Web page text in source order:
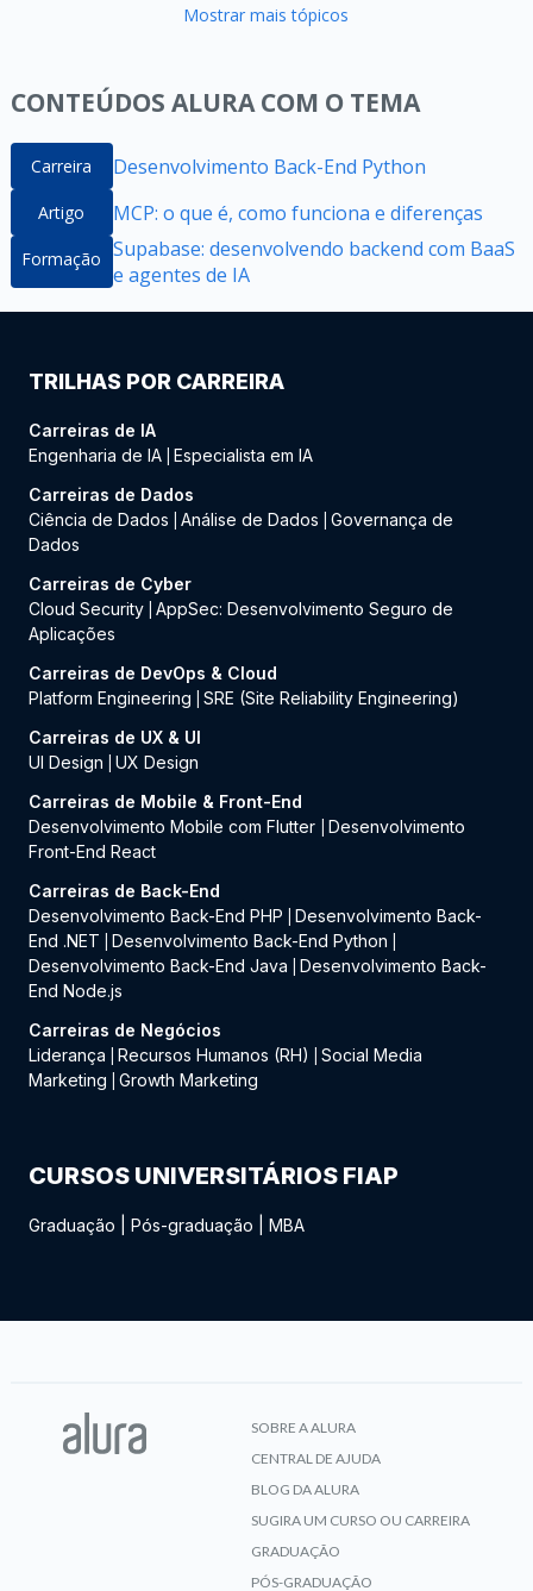
Mostrar mais tópicos
CONTEÚDOS ALURA COM O TEMA
Carreira Desenvolvimento Back-End Python
Artigo MCP: o que é, como funciona e diferenças
Formação Supabase: desenvolvendo backend com BaaS
e agentes de IA
TRILHAS POR CARREIRA
Carreiras de IA
Engenharia de IA Especialista em IA
Carreiras de Dados
Ciência de Dados
Análise de Dados
Governança de
Dados
Carreiras de Cyber
Cloud Security AppSec: Desenvolvimento Seguro de
Aplicações
Carreiras de DevOps & Cloud
Platform Engineering
SRE (Site Reliability Engineering)
Carreiras de UX & UI
UI Design
UX Design
Carreiras de Mobile & Front-End
Desenvolvimento Mobile com Flutter
Desenvolvimento
Front-End React
Carreiras de Back-End
Desenvolvimento Back-End PHP
Desenvolvimento Back-
End .NET
Desenvolvimento Back-End Python
Desenvolvimento Back-End Java
Desenvolvimento Back-
End Node.js
Carreiras de Negócios
Liderança
Recursos Humanos (RH)
Social Media
Marketing
Growth Marketing
CURSOS UNIVERSITÁRIOS FIAP
Graduação Pós-graduação MBA
SOBRE A ALURA
CENTRAL DE AJUDA
BLOG DA ALURA
SUGIRA UM CURSO OU CARREIRA
GRADUAÇÃO
PÓS-GRADUAÇÃO